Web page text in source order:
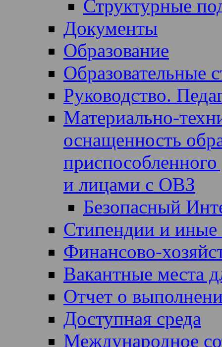
Структурные
Документы
Образование
Образовательные
Руководство.
Материально-
оснащенность
и лицами с ОВЗ
Безопасный
Стипендии и иные
Финансово-
Вакантные места
Отчет о
Доступная среда
Международное